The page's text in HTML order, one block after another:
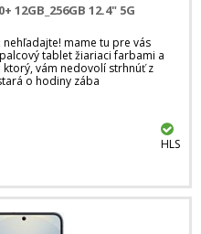
12GB_256GB 12.4" 5G
mame tu pre vás
tablet žiariaci farbami a
ktorý, vám nedovolí strhnúť z
o hodiny zába
HLS